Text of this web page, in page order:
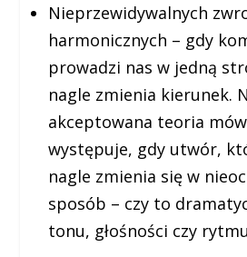
Nieprzewidywalnych
harmonicznych – gdy
prowadzi nas w jedną
nagle zmienia kierunek.
akceptowana teoria
występuje, gdy utwór,
nagle zmienia się w
sposób – czy to
tonu, głośności czy